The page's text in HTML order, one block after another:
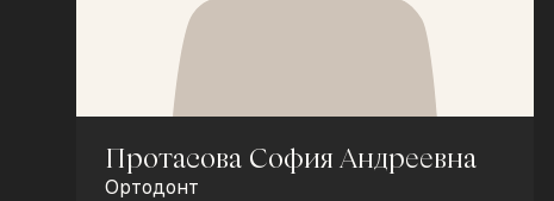
Протасова София Андреевна
Ортодонт